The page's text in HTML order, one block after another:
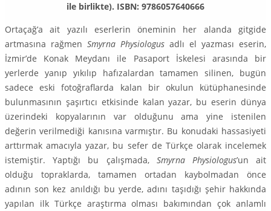
ile birlikte). ISBN: 9786057640666
Ortaçağ’a ait yazılı eserlerin öneminin her alanda gitgide
artmasına rağmen Smyrna Physiologus adlı el yazması eserin,
İzmir’de Konak Meydanı ile Pasaport İskelesi arasında bir
yerlerde yanıp yıkılıp hafızalardan tamamen silinen, bugün
sadece eski fotoğraflarda kalan bir okulun kütüpha­nesinde
bulunmasının şaşırtıcı etkisinde kalan yazar, bu eserin dünya
üzerindeki kopyalarının var olduğunu ama yine istenilen
değerin verilmediği kanısına varmıştır. Bu konudaki hassasiyeti
art­tırmak amacıyla yazar, bu sefer de Türkçe olarak incelemek
istemiştir. Yaptığı bu çalışmada, Smyrna Physiologus’un ait
olduğu topraklarda, tamamen ortadan kaybolmadan önce
adının son kez anıldığı bu yerde, adını taşıdığı şehir hakkında
yapılan ilk Türkçe araştırma olması bakımından çok anlamlı